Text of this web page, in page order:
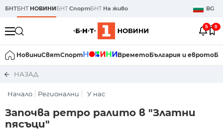
БНТБНТ НОВИНИБНТСпортБНТ На живо BG
5 0
НовиниСвятСпорт ВреметоБългария и еврото
НАЗАД
Начало Регионални У нас
Започва ретро ралито в "Златни
пясъци"